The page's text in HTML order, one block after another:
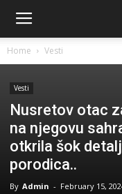
Home Vesti
Vesti
Nusretov otac
na njegovu
otkrila šok
porodica..
By Admin - February 15,